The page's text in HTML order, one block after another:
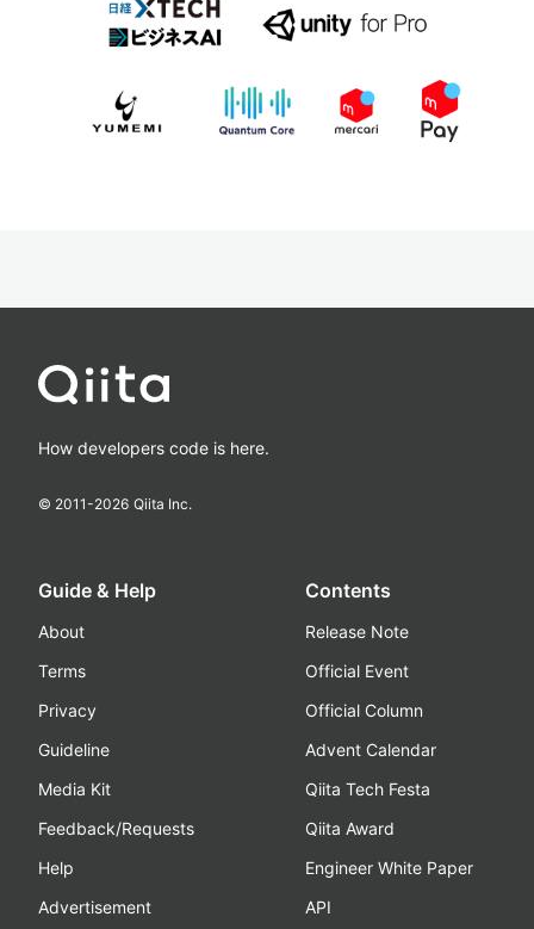
How developers code is here.
© 2011-2026 Qiita Inc.
Guide & Help
About
Terms
Privacy
Guideline
Media Kit
Feedback/Requests
Help
Advertisement
Contents
Release Note
Official Event
Official Column
Advent Calendar
Qiita Tech Festa
Qiita Award
Engineer White Paper
API